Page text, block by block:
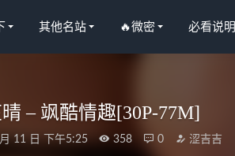
其他名站 🔥微密 必看说明
– 飒酷情趣[30P-77M]
11 日 下午5:25 358 0 涩吉吉